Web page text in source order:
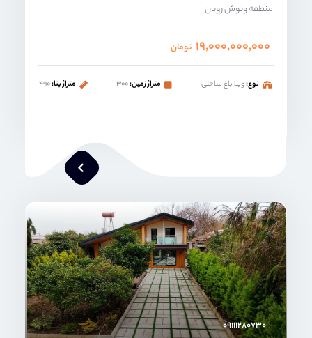
منطقه ونوش رویان
۱۹,۰۰۰,۰۰۰,۰۰۰ تومان
نوع:ویلا باغ ساحلی متراژ زمین:۳۰۰ متراژ بنا:۴۹۰
محمد صنعتی
۰۹۱۱۱۲۸۰۷۳۰